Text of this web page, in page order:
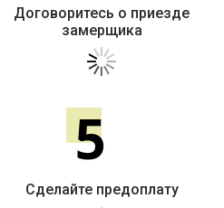
Договоритесь о приезде
замерщика
5
Сделайте предоплату